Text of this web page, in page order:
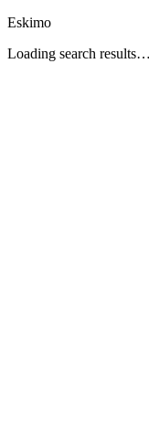
Eskimo
Loading search results…